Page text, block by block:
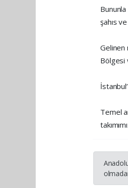
şahıs
Gelinen
Bölgesi
Temel